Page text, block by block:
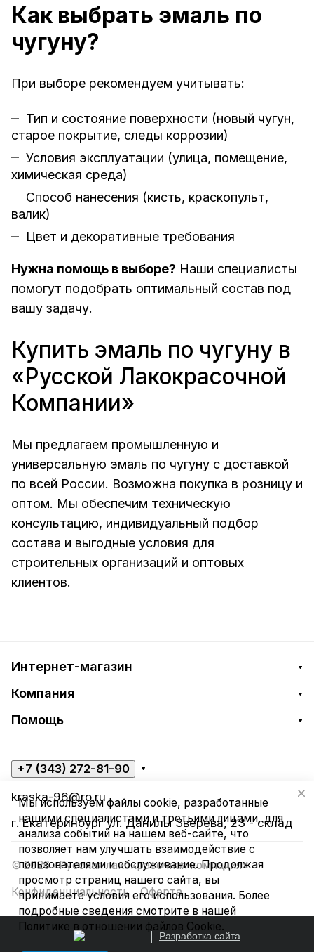
Как выбрать эмаль по
чугуну?
При выборе рекомендуем учитывать:
Тип и состояние поверхности (новый чугун,
старое покрытие, следы коррозии)
Условия эксплуатации (улица, помещение,
химическая среда)
Способ нанесения (кисть, краскопульт,
валик)
Цвет и декоративные требования
Нужна помощь в выборе? Наши специалисты
помогут подобрать оптимальный состав под
вашу задачу.
Купить эмаль по чугуну в
«Русской Лакокрасочной
Компании»
Мы предлагаем промышленную и
универсальную эмаль по чугуну с доставкой
по всей России. Возможна покупка в розницу и
оптом. Мы обеспечим техническую
консультацию, индивидуальный подбор
состава и выгодные условия для
строительных организаций и оптовых
клиентов.
Интернет-магазин
Компания
Помощь
+7 (343) 272-81-90
kraska-96@ro.ru
г. Екатеринбург ул. Данилы Зверева, 23 - склад
© 2026 «Русская лакокрасочная компания»
Конфиденциальность
Оферта
Разработка сайта
Мы используем файлы cookie, разработанные
нашими специалистами и третьими лицами, для
анализа событий на нашем веб-сайте, что
позволяет нам улучшать взаимодействие с
пользователями и обслуживание. Продолжая
просмотр страниц нашего сайта, вы
принимаете условия его использования. Более
подробные сведения смотрите в нашей
Политике в отношении файлов Cookie.